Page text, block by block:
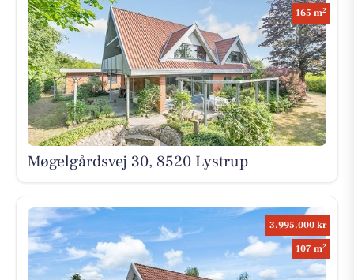
165 m2
Møgelgårdsvej 30, 8520 Lystrup
3.995.000 kr
107 m2